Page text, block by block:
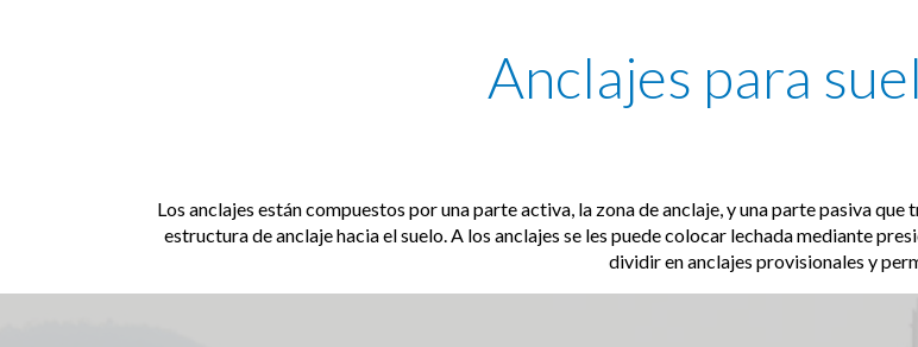
Anclajes para
Los anclajes están compuestos por una parte activa, la zona de anclaje, y una parte pasiva
estructura de anclaje hacia el suelo. A los anclajes se les puede colocar lechada mediante
dividir en anclajes provisionales y